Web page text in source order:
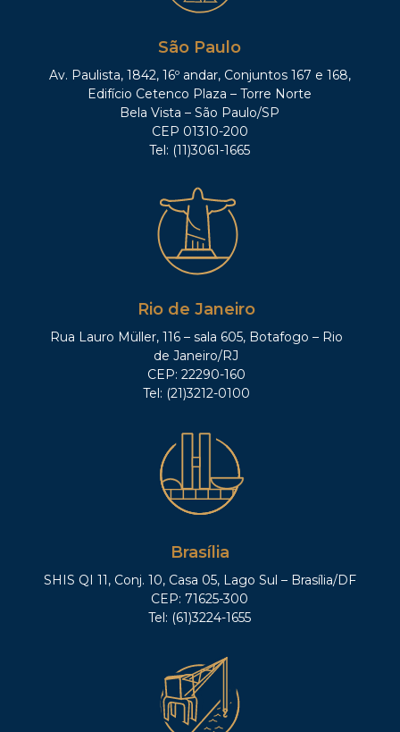
São Paulo
Av. Paulista, 1842, 16º andar, Conjuntos 167 e 168,
Edifício Cetenco Plaza – Torre Norte
Bela Vista – São Paulo/SP
CEP 01310-200
Tel: (11)3061-1665
Rio de Janeiro
Rua Lauro Müller, 116 – sala 605, Botafogo – Rio
de Janeiro/RJ
CEP: 22290-160
Tel: (21)3212-0100
Brasília
SHIS QI 11, Conj. 10, Casa 05, Lago Sul – Brasília/DF
CEP: 71625-300
Tel: (61)3224-1655